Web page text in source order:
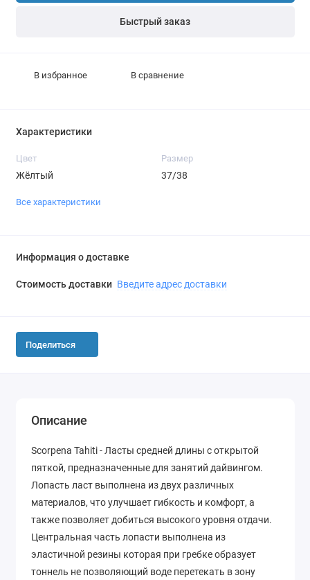
Быстрый заказ
В избранное В сравнение
Характеристики
Цвет
Жёлтый
Размер
37/38
Все характеристики
Информация о доставке
Стоимость доставки Введите адрес доставки
Поделиться
Описание
Scorpena Tahiti - Ласты средней длины с открытой
пяткой, предназначенные для занятий дайвингом.
Лопасть ласт выполнена из двух различных
материалов, что улучшает гибкость и комфорт, а
также позволяет добиться высокого уровня отдачи.
Центральная часть лопасти выполнена из
эластичной резины которая при гребке образует
тоннель не позволяющий воде перетекать в зону